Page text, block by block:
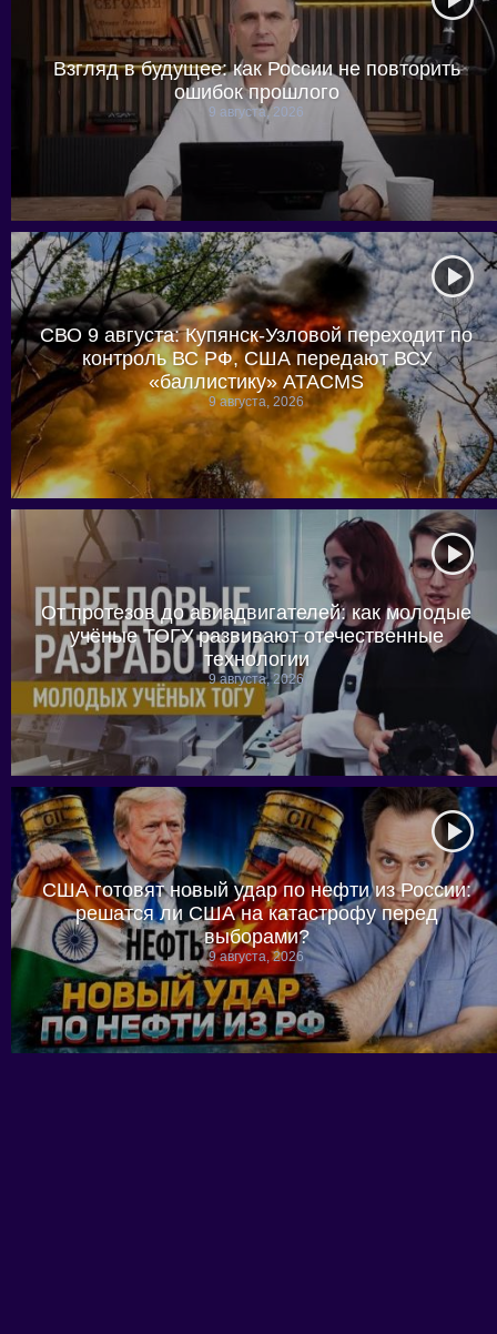
Взгляд в будущее: как России не повторить
ошибок прошлого
9 августа, 2026
СВО 9 августа: Купянск-Узловой переходит по
контроль ВС РФ, США передают ВСУ
«баллистику» ATACMS
9 августа, 2026
От протезов до авиадвигателей: как молодые
учёные ТОГУ развивают отечественные
технологии
9 августа, 2026
США готовят новый удар по нефти из России:
решатся ли США на катастрофу перед
выборами?
9 августа, 2026